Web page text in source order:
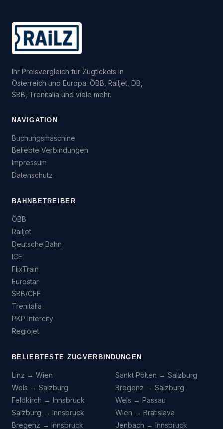
Ihr Preisvergleich für Zugtickets in
Österreich und Europa. ÖBB, Railjet, DB,
SBB, Trenitalia und viele mehr.
NAVIGATION
Buchungsmaschine
Beliebte Verbindungen
Impressum
Datenschutz
BAHNBETREIBER
ÖBB
Railjet
Deutsche Bahn
ICE
FlixTrain
Eurostar
SBB/CFF
Trenitalia
PKP Intercity
Regiojet
BELIEBTESTE ZUGVERBINDUNGEN
Linz → Wien
Wels → Salzburg
Feldkirch → Innsbruck
Salzburg → Innsbruck
Bregenz → Innsbruck
Sankt Pölten → Salzburg
Bregenz → Salzburg
Wels → Passau
Wien → Bratislava
Jenbach → Innsbruck